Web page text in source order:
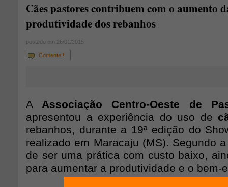
Cães pastores contribuem com o aumento
produtividade dos rebanhos
postado em 26/01/2015
Comente!!!
AAssociação Centro-Oeste de
apresentou a experiência do uso de
rebanhos, durante a 19ª edição do
realizado em Maracaju (MS). Segundo
de ser uma prática com custo baixo,
para aumentar a produtividade e o bem-